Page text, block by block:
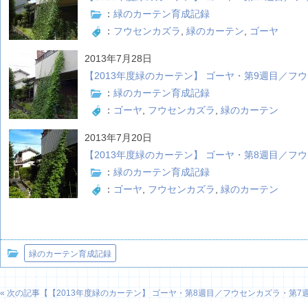
： 緑のカーテン育成記録
： フウセンカズラ, 緑のカーテン, ゴーヤ
2013年7月28日
【2013年度緑のカーテン】 ゴーヤ・第9週目／フ
： 緑のカーテン育成記録
： ゴーヤ, フウセンカズラ, 緑のカーテン
2013年7月20日
【2013年度緑のカーテン】 ゴーヤ・第8週目／フ
： 緑のカーテン育成記録
： ゴーヤ, フウセンカズラ, 緑のカーテン
緑のカーテン育成記録
« 次の記事【 【2013年度緑のカーテン】 ゴーヤ・第8週目／フウセンカズラ・第7